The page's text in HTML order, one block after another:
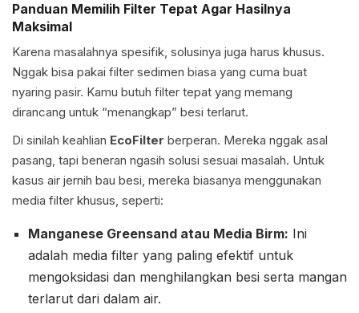
Panduan Memilih Filter Tepat Agar Hasilnya
Maksimal
Karena masalahnya spesifik, solusinya juga harus khusus.
Nggak bisa pakai filter sedimen biasa yang cuma buat
nyaring pasir. Kamu butuh filter tepat yang memang
dirancang untuk “menangkap” besi terlarut.
Di sinilah keahlian EcoFilter berperan. Mereka nggak asal
pasang, tapi beneran ngasih solusi sesuai masalah. Untuk
kasus air jernih bau besi, mereka biasanya menggunakan
media filter khusus, seperti:
Manganese Greensand atau Media Birm: Ini
adalah media filter yang paling efektif untuk
mengoksidasi dan menghilangkan besi serta mangan
terlarut dari dalam air.